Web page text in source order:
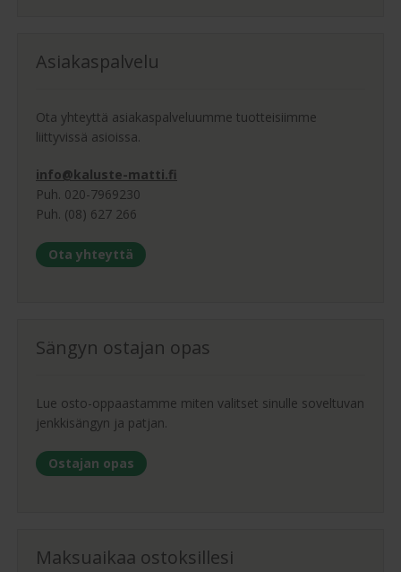
Asiakaspalvelu
Ota yhteyttä asiakaspalveluumme tuotteisiimme
liittyvissä asioissa.
info@kaluste-matti.fi
Puh. 020-7969230
Puh. (08) 627 266
Ota yhteyttä
Sängyn ostajan opas
Lue osto-oppaastamme miten valitset sinulle soveltuvan
jenkkisängyn ja patjan.
Ostajan opas
Maksuaikaa ostoksillesi